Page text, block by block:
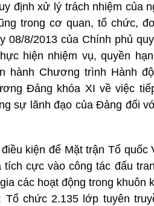
định xử lý trách nhiệm của
trong cơ quan, tổ chức,
08/8/2013 của Chính phủ
hiện nhiệm vụ, quyền
hành Chương trình Hành
Đảng khóa XI về việc
sự lãnh đạo của Đảng đối
kiện để Mặt trận Tổ quốc
cực vào công tác đấu
các hoạt động trong khuôn
Tổ chức 2.135 lớp tuyên